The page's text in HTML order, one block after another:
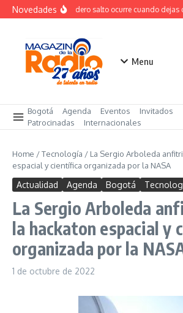
Saltar al contenido
NovedadesEl verdadero salto ocurre cuando dejas
Menu
Bogotá Agenda Eventos
Invitados
Patrocinadas
Internacionales
Home /Tecnología / La Sergio Arboleda
espacial y científica organizada por la NASA
Actualidad Agenda Bogotá
La Sergio Arboleda
la hackaton espacial y
organizada por la
1 de octubre de 2022